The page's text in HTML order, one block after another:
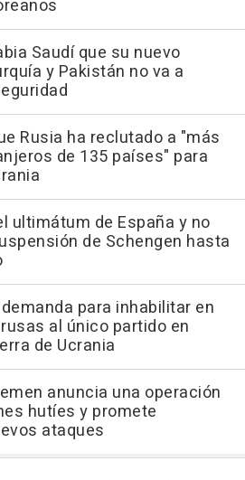
Saudí que su nuevo
y Pakistán no va a
Rusia ha reclutado a "más
de 135 países" para
ultimátum de España y no
de Schengen hasta
para inhabilitar en
al único partido en
de Ucrania
anuncia una operación
hutíes y promete
ataques